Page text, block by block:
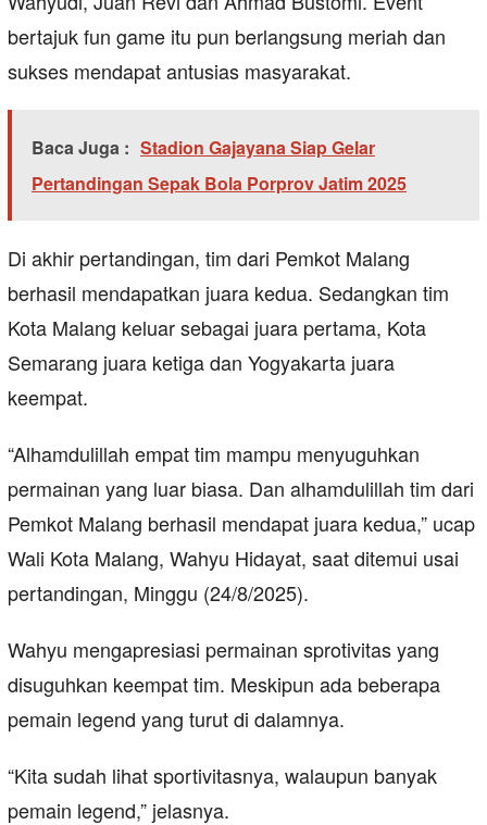
bertajuk fun game itu pun berlangsung meriah dan
sukses mendapat antusias masyarakat.
Baca Juga : Stadion Gajayana Siap Gelar
Pertandingan Sepak Bola Porprov Jatim 2025
Di akhir pertandingan, tim dari Pemkot Malang
berhasil mendapatkan juara kedua. Sedangkan tim
Kota Malang keluar sebagai juara pertama, Kota
Semarang juara ketiga dan Yogyakarta juara
keempat.
“Alhamdulillah empat tim mampu menyuguhkan
permainan yang luar biasa. Dan alhamdulillah tim dari
Pemkot Malang berhasil mendapat juara kedua,” ucap
Wali Kota Malang, Wahyu Hidayat, saat ditemui usai
pertandingan, Minggu (24/8/2025).
Wahyu mengapresiasi permainan sprotivitas yang
disuguhkan keempat tim. Meskipun ada beberapa
pemain legend yang turut di dalamnya.
“Kita sudah lihat sportivitasnya, walaupun banyak
pemain legend,” jelasnya.